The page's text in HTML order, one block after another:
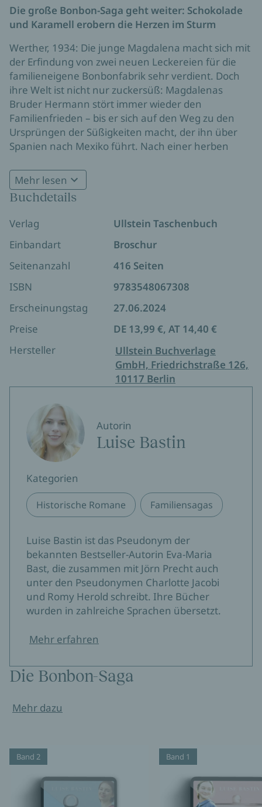
Die große Bonbon-Saga geht weiter: Schokolade
und Karamell erobern die Herzen im Sturm
Werther, 1934: Die junge Magdalena macht sich mit
der Erfindung von zwei neuen Leckereien für die
familieneigene Bonbonfabrik sehr verdient. Doch
ihre Welt ist nicht nur zuckersüß: Magdalenas
Bruder Hermann stört immer wieder den
Familienfrieden – bis er sich auf den Weg zu den
Ursprüngen der Süßigkeiten macht, der ihn über
Spanien nach Mexiko führt. Nach einer herben
Magdalena, ihren Bruder ein Stück zu begleiten.
Zusammen entdecken die beiden viele
faszinierende Köstlichkeiten und ihre
Geschwisterliebe zueinander. Gestärkt kehrt
Magdalena heim und versöhnt sich mit Martin. In
ihrer Liebe finden die beiden viel Kraft für die
kommenden schweren Zeiten …
Mehr lesen
Buchdetails
Verlag
Ullstein Taschenbuch
Einbandart
Broschur
Seitenanzahl
416 Seiten
ISBN
9783548067308
Erscheinungstag
27.06.2024
Preise
DE 13,99 €, AT 14,40 €
Hersteller
Ullstein Buchverlage
GmbH, Friedrichstraße 126,
10117 Berlin
Autorin
Luise Bastin
Kategorien
Historische Romane Familiensagas
Luise Bastin ist das Pseudonym der
bekannten Bestseller-Autorin Eva-Maria
Bast, die zusammen mit Jörn Precht auch
unter den Pseudonymen Charlotte Jacobi
und Romy Herold schreibt. Ihre Bücher
wurden in zahlreiche Sprachen übersetzt.
Mehr erfahren
Die Bonbon-Saga
Mehr dazu
Band 2 Band 1